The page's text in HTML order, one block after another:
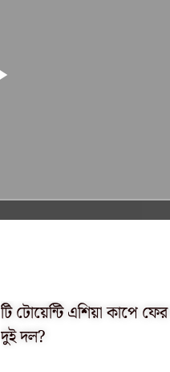
টি টোয়েন্টি এশিয়া কাপে
দুই দল?